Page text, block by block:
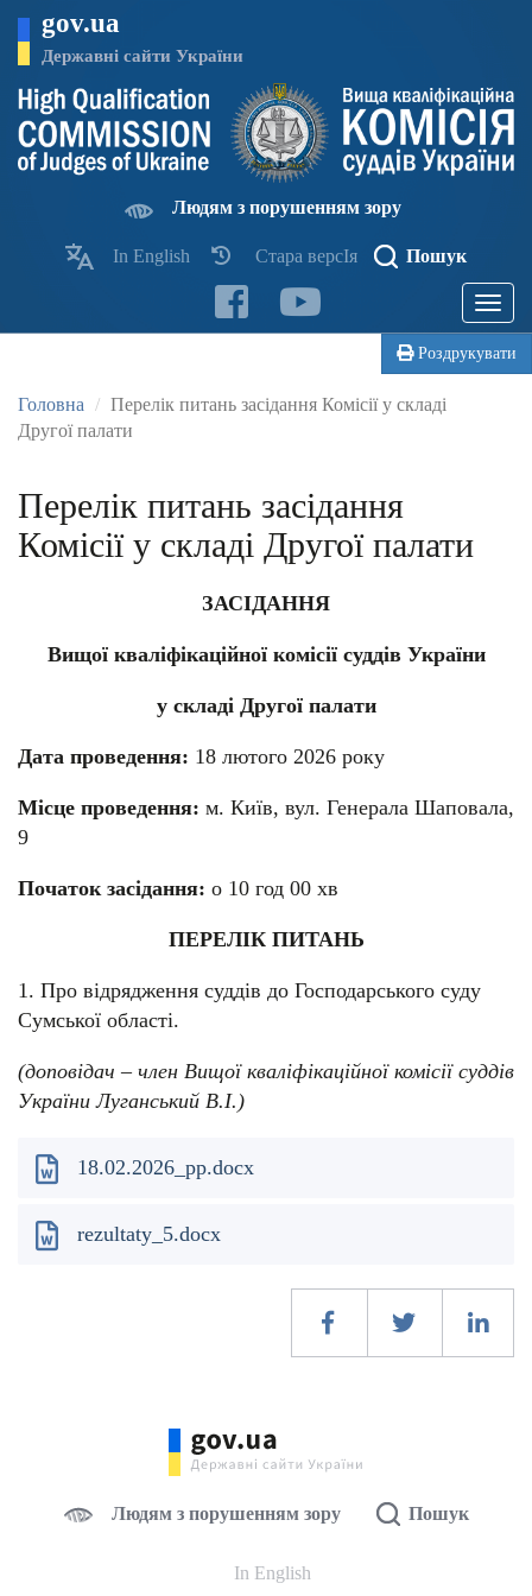
основного
матеріалу
gov.ua
Державні сайти України
Людям з порушенням зору
In English Стара версІя Пошук
Toggle
Роздрукувати
Головна
Перелік питань засідання Комісії у складі
Другої палати
Перелік питань засідання
Комісії у складі Другої палати
ЗАСІДАННЯ
Вищої кваліфікаційної комісії суддів України
у складі Другої палати
Дата проведення: 18 лютого 2026 року
Місце проведення: м. Київ, вул. Генерала Шаповала,
9
Початок засідання: о 10 год 00 хв
ПЕРЕЛІК ПИТАНЬ
1. Про відрядження суддів до Господарського суду
Сумської області.
(доповідач – член Вищої кваліфікаційної комісії суддів
України Луганський В.І.)
18.02.2026_pp.docx
rezultaty_5.docx
Людям з порушенням зору Пошук
In English